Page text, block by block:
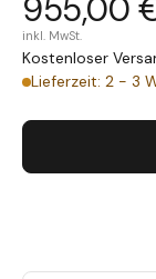
955,00
inkl. MwSt.
Kostenloser
Lieferzeit: 2 - 3